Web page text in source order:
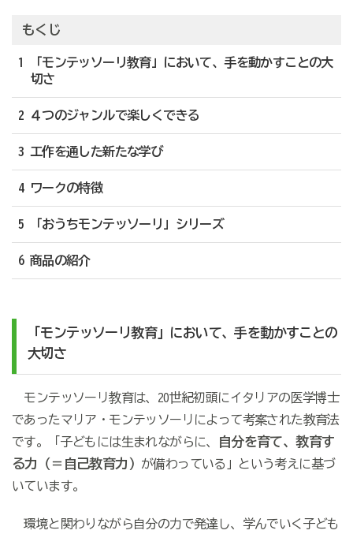
もくじ
1 「モンテッソーリ教育」において、手を動かすことの大
切さ
2 ４つのジャンルで楽しくできる
3 工作を通した新たな学び
4 ワークの特徴
5 「おうちモンテッソーリ」シリーズ
6 商品の紹介
「モンテッソーリ教育」 において、手を動かすことの
大切さ
モンテッソーリ教育は、20世紀初頭にイタリアの医学博士
であったマリア・モンテッソーリによって考案された教育法
です。「子どもには生まれながらに、
自分を育て、教育す
る力（＝自己教育力） が備わっている」という考えに基づ
いています。
環境と関わりながら自分の力で発達し、学んでいく子ども